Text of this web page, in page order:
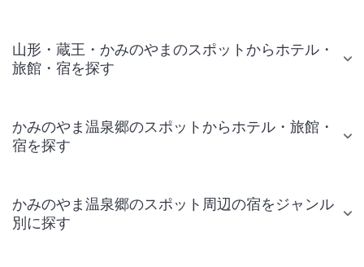
山形・蔵王・かみのやまのスポットからホテル・
旅館・宿を探す
かみのやま温泉郷のスポットからホテル・旅館・
宿を探す
かみのやま温泉郷のスポット周辺の宿をジャンル
別に探す